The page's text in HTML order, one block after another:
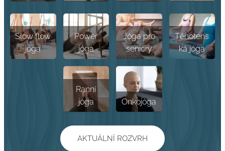
Slow flow
jóga
Power
jóga
Jóga pro
seniory
Těhotens
ká jóga
Ranní
jóga
Onkojóga
AKTUÁLNÍ ROZVRH